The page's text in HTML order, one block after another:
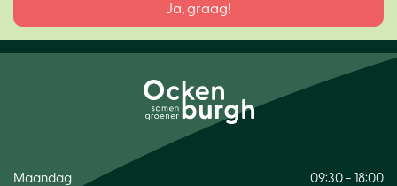
Maandag
09:30 - 18:00